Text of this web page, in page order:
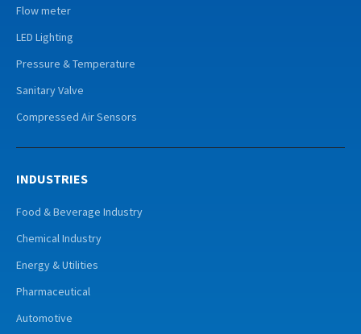
Flow meter
LED Lighting
Pressure & Temperature
Sanitary Valve
Compressed Air Sensors
INDUSTRIES
Food & Beverage Industry
Chemical Industry
Energy & Utilities
Pharmaceutical
Automotive